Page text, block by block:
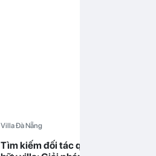
Villa Đà Nẵng
Tìm kiếm đối tác quản lý cho chủ sở